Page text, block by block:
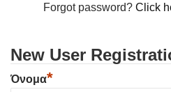
Forgot password?Click
New User
Όνομα*